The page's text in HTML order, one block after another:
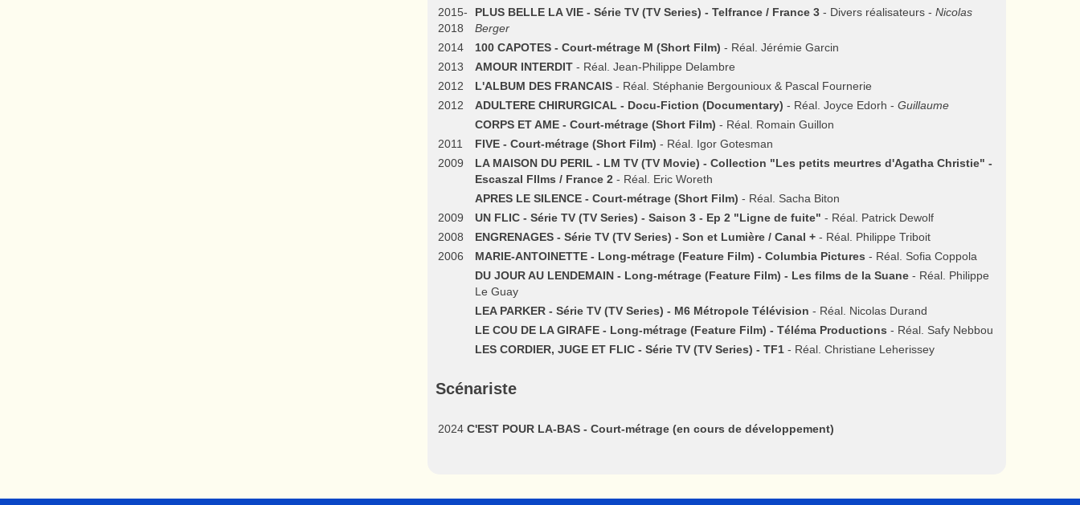
2015-
2018
PLUS BELLE LA VIE - Série TV (TV Series) - Telfrance / France 3 - Divers réalisateurs - Nicolas
Berger
2014
100 CAPOTES - Court-métrage M (Short Film) - Réal. Jérémie Garcin
2013
AMOUR INTERDIT - Réal. Jean-Philippe Delambre
2012
L'ALBUM DES FRANCAIS - Réal. Stéphanie Bergounioux & Pascal Fournerie
2012
ADULTERE CHIRURGICAL - Docu-Fiction (Documentary) - Réal. Joyce Edorh - Guillaume
CORPS ET AME - Court-métrage (Short Film) - Réal. Romain Guillon
2011
FIVE - Court-métrage (Short Film) - Réal. Igor Gotesman
2009
LA MAISON DU PERIL - LM TV (TV Movie) - Collection "Les petits meurtres d'Agatha Christie" -
Escaszal FIlms / France 2 - Réal. Eric Woreth
APRES LE SILENCE - Court-métrage (Short Film) - Réal. Sacha Biton
2009
UN FLIC - Série TV (TV Series) - Saison 3 - Ep 2 "Ligne de fuite" - Réal. Patrick Dewolf
2008
ENGRENAGES - Série TV (TV Series) - Son et Lumière / Canal + - Réal. Philippe Triboit
2006
MARIE-ANTOINETTE - Long-métrage (Feature Film) - Columbia Pictures - Réal. Sofia Coppola
DU JOUR AU LENDEMAIN - Long-métrage (Feature Film) - Les films de la Suane - Réal. Philippe
Le Guay
LEA PARKER - Série TV (TV Series) - M6 Métropole Télévision - Réal. Nicolas Durand
LE COU DE LA GIRAFE - Long-métrage (Feature Film) - Téléma Productions - Réal. Safy Nebbou
LES CORDIER, JUGE ET FLIC - Série TV (TV Series) - TF1 - Réal. Christiane Leherissey
Scénariste
2024 C'EST POUR LA-BAS - Court-métrage (en cours de développement)